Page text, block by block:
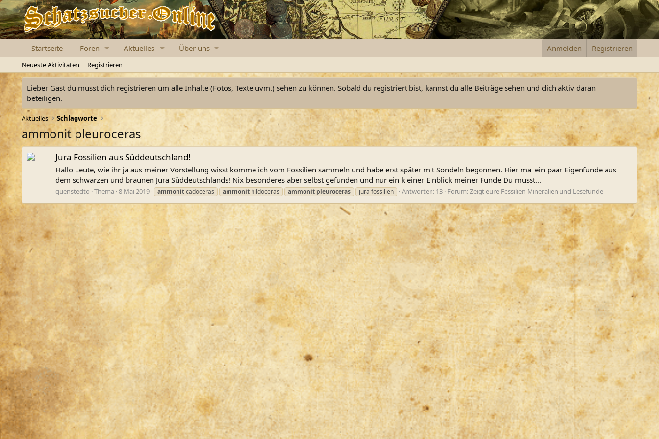
Startseite Foren Aktuelles Über uns Anmelden Registrieren
Neueste Aktivitäten Registrieren
Lieber Gast du musst dich registrieren um alle Inhalte (Fotos, Texte uvm.) sehen zu können. Sobald du registriert bist, kannst du alle Beiträge sehen und dich aktiv daran
beteiligen.
Aktuelles Schlagworte
ammonit pleuroceras
Jura Fossilien aus Süddeutschland!
Hallo Leute, wie ihr ja aus meiner Vorstellung wisst komme ich vom Fossilien sammeln und habe erst später mit Sondeln begonnen. Hier mal ein paar Eigenfunde aus
dem schwarzen und braunen Jura Süddeutschlands! Nix besonderes aber selbst gefunden und nur ein kleiner Einblick meiner Funde Du musst...
quenstedto Thema 8 Mai 2019 ammonitcadoceras ammonithildoceras ammonit pleuroceras jura fossilien Antworten: 13 Forum:Zeigt eure Fossilien Mineralien und Lesefunde